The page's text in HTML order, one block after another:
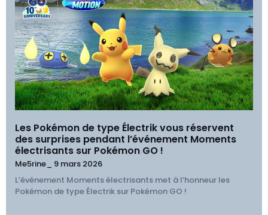
Les Pokémon de type Électrik vous réservent
des surprises pendant l’événement Moments
électrisants sur Pokémon GO !
Me5rine_ 9 mars 2026
L’événement Moments électrisants met à l’honneur les
Pokémon de type Électrik sur Pokémon GO !